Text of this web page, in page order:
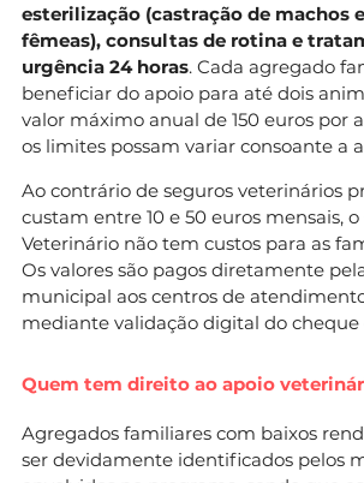
esterilização (castração de machos
fêmeas), consultas de rotina e
urgência 24 horas. Cada agregado
beneficiar do apoio para até dois
valor máximo anual de 150 euros por
os limites possam variar consoante a
Ao contrário de seguros veterinários
custam entre 10 e 50 euros mensais,
Veterinário não tem custos para as
Os valores são pagos diretamente
municipal aos centros de
mediante validação digital do
Quem tem direito ao apoio
Agregados familiares com baixos
ser devidamente identificados pelos